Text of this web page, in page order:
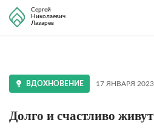
Сергей
Николаевич
Лазарев
ВДОХНОВЕНИЕ 17 ЯНВАРЯ 2023
Долго и счастливо